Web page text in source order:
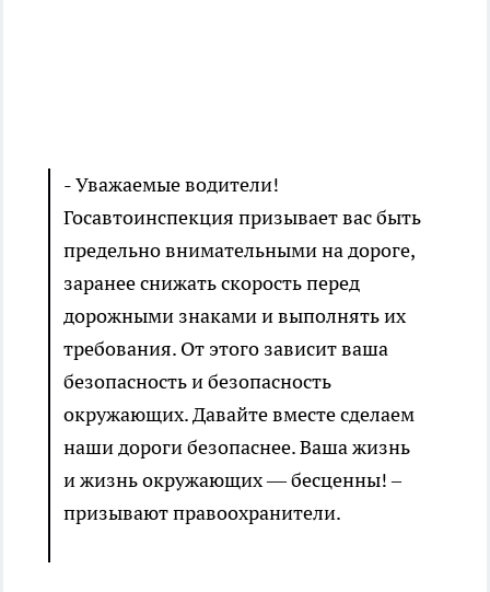
- Уважаемые водители!
Госавтоинспекция призывает вас быть
предельно внимательными на дороге,
заранее снижать скорость перед
дорожными знаками и выполнять их
требования. От этого зависит ваша
безопасность и безопасность
окружающих. Давайте вместе сделаем
наши дороги безопаснее. Ваша жизнь
и жизнь окружающих — бесценны! –
призывают правоохранители.